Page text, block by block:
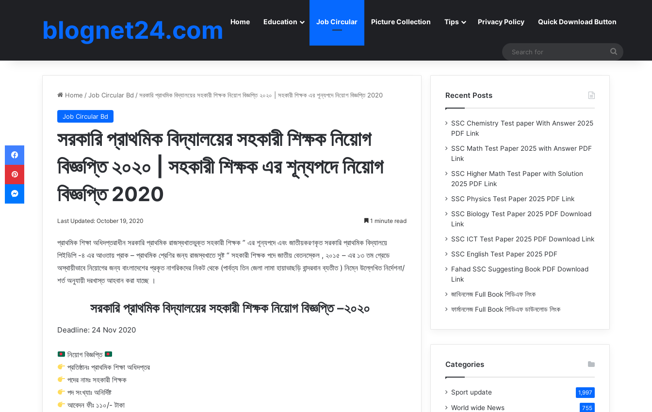
blognet24.com Home Education Job Circular Picture Collection Tips Privacy Policy Quick Download Button
Home /Job Circular Bd /সরকারি প্রাথমিক বিদ্যালয়ের সহকারী শিক্ষক নিয়োগ বিজ্ঞপ্তি ২০২০ | সহকারী শিক্ষক এর শূন্যপদে নিয়োগ বিজ্ঞপ্তি 2020
Job Circular Bd
সরকারি প্রাথমিক বিদ্যালয়ের সহকারী শিক্ষক নিয়োগ
বিজ্ঞপ্তি ২০২০ | সহকারী শিক্ষক এর শূন্যপদে নিয়োগ
বিজ্ঞপ্তি 2020
Last Updated: October 19, 2020 1 minute read
প্রাথমিক শিক্ষা অধিদপ্তরাধীন সরকারি প্রাথমিক রাজস্বখাতভুক্ত সহকারী শিক্ষক ” এর শূন্যপদে এবং জাতীয়করণকৃত সরকারি প্রাথমিক বিদ্যালয়ে
পিইডিপি -৪ এর আওতায় প্রাক – প্রাথমিক শ্রেণির জন্য রাজস্বখাতে সুষ্ট “ সহকারী শিক্ষক পদে জাতীয় বেতনস্কেল , ২০১৫ – এর ১৩ তম গ্রেডে
অস্থায়ীভাবে নিয়ােগের জন্য বাংলাদেশের প্রকৃত নাগরিকদের নিকট থেকে (পার্বত্য তিন জেলা লামা হায়াভাছড়ি বান্দরবান ব্যতীত ) নিম্নে উল্লেখিত নির্দেশনা/
শর্ত অনুযায়ী দরখাস্ত আহবান করা যাচ্ছে ।
সরকারি প্রাথমিক বিদ্যালয়ের সহকারী শিক্ষক নিয়োগ বিজ্ঞপ্তি –২০২০
Deadline: 24 Nov 2020
নিয়োগ বিজ্ঞপ্তি
প্রতিষ্ঠানঃ প্রাথমিক শিক্ষা অধিদপ্তর
পদের নামঃ সহকারী শিক্ষক
পদ সংখ্যাঃ অনির্দিষ্ট
আবেদন ফীঃ ১১০/- টাকা
Recent Posts
SSC Chemistry Test paper With Answer 2025
PDF Link
SSC Math Test Paper 2025 with Answer PDF
Link
SSC Higher Math Test Paper with Solution
2025 PDF Link
SSC Physics Test Paper 2025 PDF Link
SSC Biology Test Paper 2025 PDF Download
Link
SSC ICT Test Paper 2025 PDF Download Link
SSC English Test Paper 2025 PDF
Fahad SSC Suggesting Book PDF Download
Link
জাবিনলেজ Full Book পিডিএফ লিংক
ফার্মানলেজ Full Book পিডিএফ ডাউনলোড লিংক
Categories
Sport update 1,997
World wide News 755
Facebook
Pinterest
Messenger